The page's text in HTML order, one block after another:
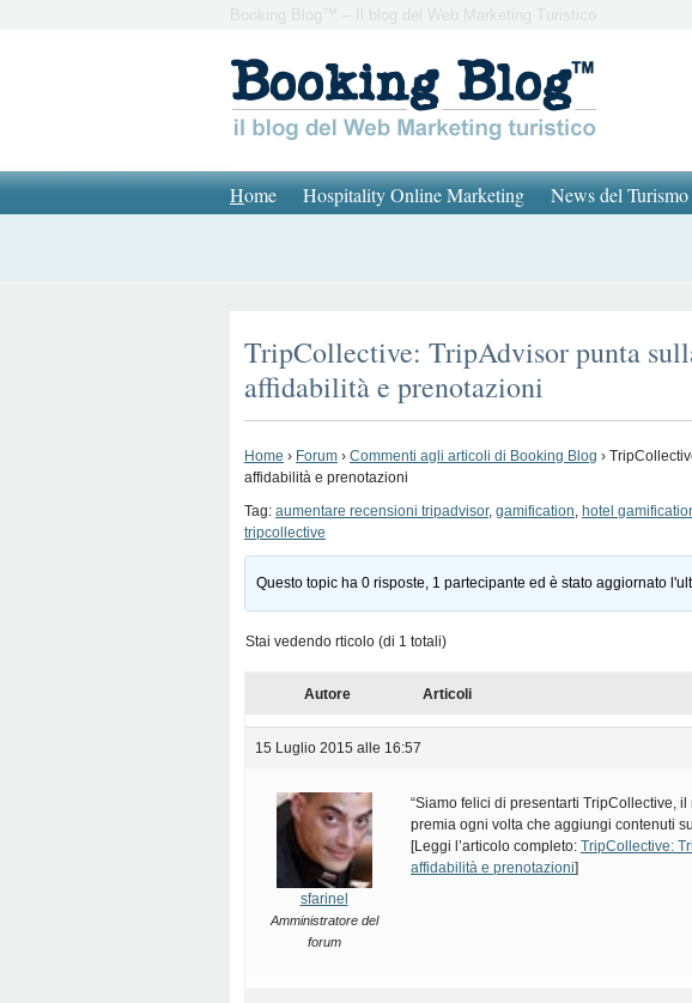
Booking Blog™ – Il blog del Web Marketing Turistico
Home Hospitality Online Marketing News del Turismo
TripCollective: TripAdvisor punta
affidabilità e prenotazioni
Home › Forum › Commenti agli articoli di Booking Blog ›
affidabilità e prenotazioni
Tag: aumentare recensioni tripadvisor, gamification, hotel
tripcollective
Questo topic ha 0 risposte, 1 partecipante ed è stato aggiornato
Stai vedendo rticolo (di 1 totali)
Autore Articoli
15 Luglio 2015 alle 16:57
sfarinel
Amministratore del
forum
“Siamo felici di presentarti TripCollective,
premia ogni volta che aggiungi contenuti
[Leggi l’articolo completo: TripCollective:
affidabilità e prenotazioni]